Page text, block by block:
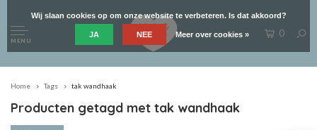
MENU
0
Home Tags tak wandhaak
Producten getagd met tak wandhaak
Wij slaan cookies op om onze website te verbeteren. Is dat akkoord?
JA NEE Meer over cookies »